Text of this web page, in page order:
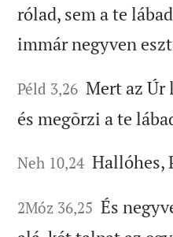
rólad, sem a te
immár negyven
Péld 3,26 Mert az Úr
és megõrzi a te
Neh 10,24 Hallóhes,
2Móz 36,25 És